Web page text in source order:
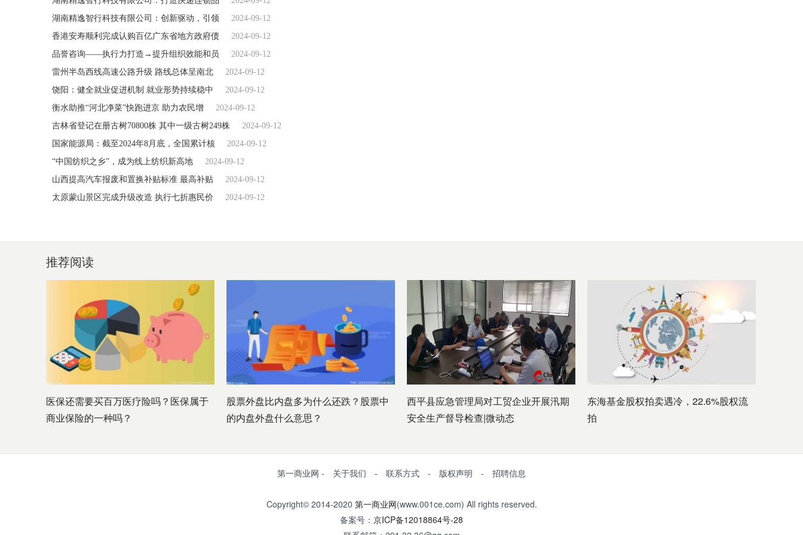
湖南精逸智行科技有限公司：创新驱动，引领
2024-09-12
香港安寿顺利完成认购百亿广东省地方政府债
2024-09-12
品誉咨询——执行力打造→提升组织效能和员
2024-09-12
雷州半岛西线高速公路升级 路线总体呈南北
2024-09-12
饶阳：健全就业促进机制 就业形势持续稳中
2024-09-12
衡水助推“河北净菜”快跑进京 助力农民增
2024-09-12
吉林省登记在册古树70800株 其中一级古树249株
2024-09-12
国家能源局：截至2024年8月底，全国累计核
2024-09-12
“中国纺织之乡”，成为线上纺织新高地
2024-09-12
山西提高汽车报废和置换补贴标准 最高补贴
2024-09-12
太原蒙山景区完成升级改造 执行七折惠民价
2024-09-12
推荐阅读
医保还需要买百万医疗险吗？医保属于
商业保险的一种吗？
股票外盘比内盘多为什么还跌？股票中
的内盘外盘什么意思？
​西平县应急管理局对工贸企业开展汛期
安全生产督导检查|微动态
东海基金股权拍卖遇冷，22.6%股权流
拍
第一商业网 - 关于我们 - 联系方式 - 版权声明 - 招聘信息
Copyright© 2014-2020 第一商业网(www.001ce.com) All rights reserved.
备案号： 京ICP备12018864号-28